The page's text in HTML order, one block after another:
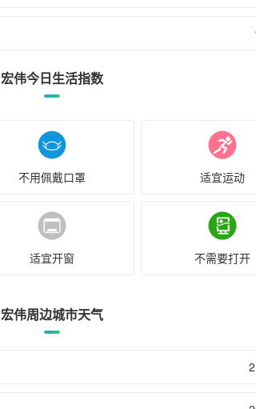
宏伟今日生活指数
不用佩戴口罩 适宜运动
适宜开窗 不需要打开
宏伟周边城市天气